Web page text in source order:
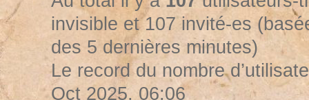
invisible et 107 invité-es
des 5 dernières minutes)
Le record du nombre
Oct 2025, 06:06